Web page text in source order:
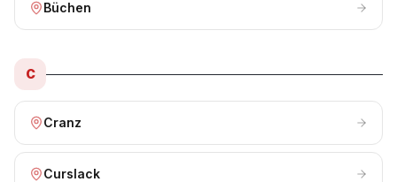
Büchen
C
Cranz
Curslack